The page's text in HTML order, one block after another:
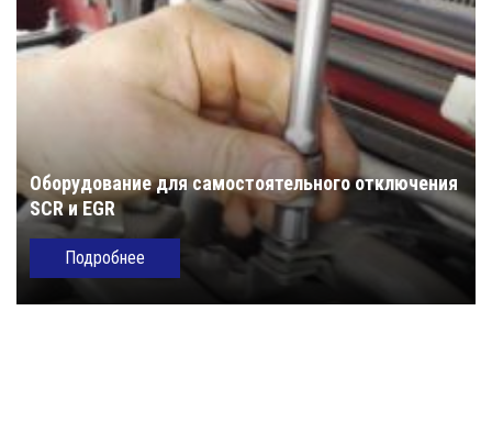
Оборудование для самостоятельного отключения
SCR и EGR
Подробнее